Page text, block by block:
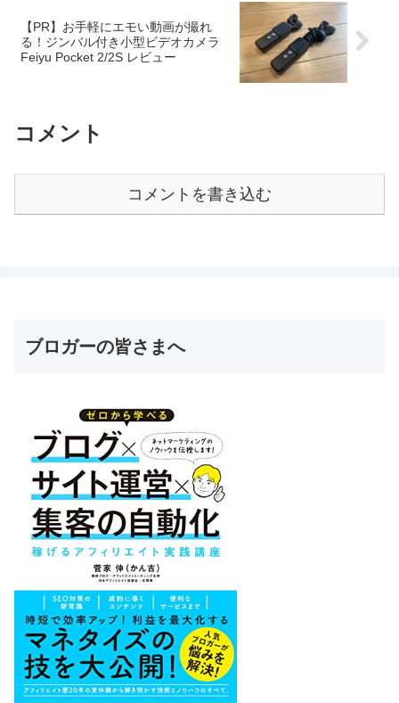
【PR】お手軽にエモい動画が撮れ
る！ジンバル付き小型ビデオカメラ
Feiyu Pocket 2/2S レビュー
コメント
コメントを書き込む
ブロガーの皆さまへ